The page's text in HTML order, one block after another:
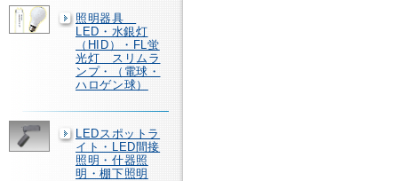
照明器具
LED・水銀灯
（HID）・FL蛍
光灯 スリムラ
ンプ・（電球・
ハロゲン球）
LEDスポットラ
イト・LED間接
照明・什器照
明・棚下照明